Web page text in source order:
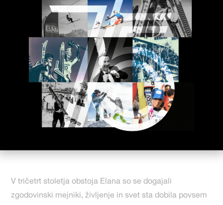
V tričetrt stoletja obstoja Elana so se dogajali
zgodovinski mejniki, življenje in svet sta dobila povsem